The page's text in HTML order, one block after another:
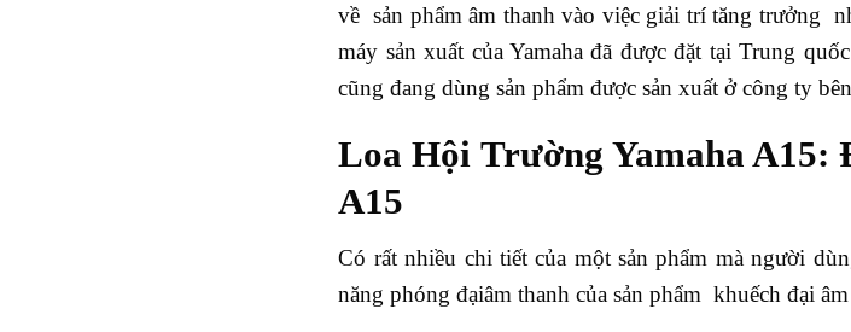
về sản phẩm âm thanh vào việc giải trí tăng trưởng
máy sản xuất của Yamaha đã được đặt tại Trung
cũng đang dùng sản phẩm được sản xuất ở công ty
Loa Hội Trường Yamaha A15:
A15
Có rất nhiều chi tiết của một sản phẩm mà người
năng phóng đạiâm thanh của sản phẩm khuếch đại